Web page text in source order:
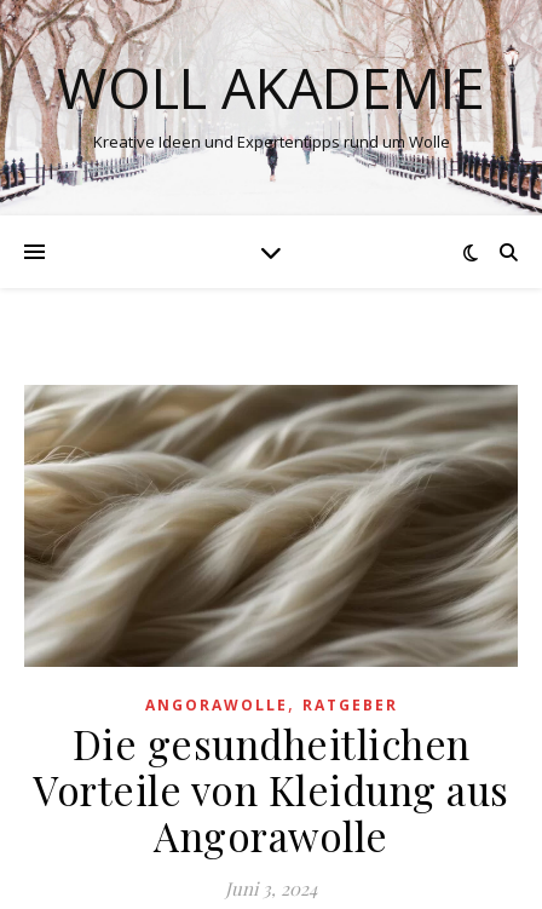
WOLL AKADEMIE
Kreative Ideen und Expertentipps rund um Wolle
ANGORAWOLLE , RATGEBER
Die gesundheitlichen
Vorteile von Kleidung aus
Angorawolle
Juni 3, 2024